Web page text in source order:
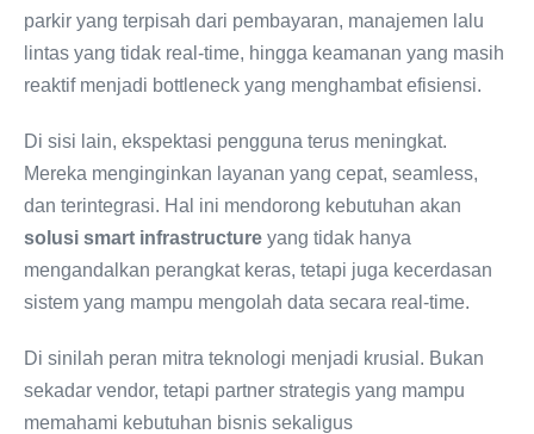
parkir yang terpisah dari pembayaran, manajemen lalu
lintas yang tidak real-time, hingga keamanan yang masih
reaktif menjadi bottleneck yang menghambat efisiensi.
Di sisi lain, ekspektasi pengguna terus meningkat.
Mereka menginginkan layanan yang cepat, seamless,
dan terintegrasi. Hal ini mendorong kebutuhan akan
solusi smart infrastructure yang tidak hanya
mengandalkan perangkat keras, tetapi juga kecerdasan
sistem yang mampu mengolah data secara real-time.
Di sinilah peran mitra teknologi menjadi krusial. Bukan
sekadar vendor, tetapi partner strategis yang mampu
memahami kebutuhan bisnis sekaligus